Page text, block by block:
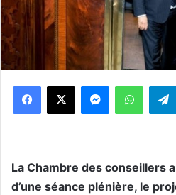
WhatsApp
La Chambre des conseillers
d’une séance plénière, le